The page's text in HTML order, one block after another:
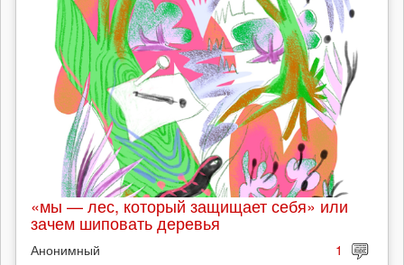
«мы — лес, который защищает себя» или
зачем шиповать деревья
Анонимный 1